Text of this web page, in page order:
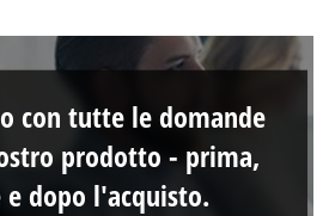
con tutte le domande
prodotto - prima,
dopo l'acquisto.